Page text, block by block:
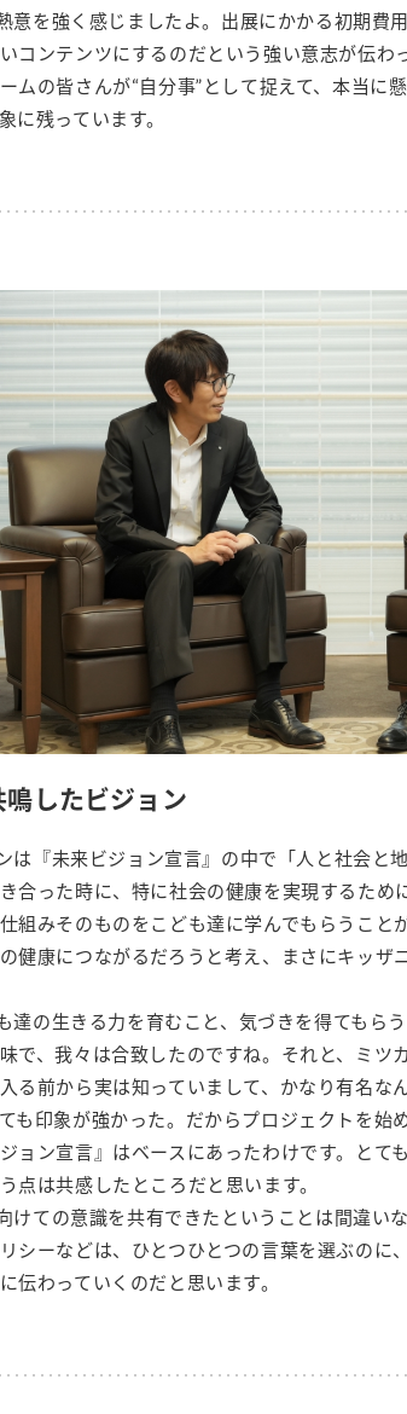
意を強く感じましたよ。出展にかかる初期費
コンテンツにするのだという強い意志が伝
ムの皆さんが“自分事”として捉えて、本当
に残っています。
鳴したビジョン
は『未来ビジョン宣言』の中で「人と社会と
合った時に、特に社会の健康を実現するた
組みそのものをこども達に学んでもらうこ
健康につながるだろうと考え、まさにキッ
達の生きる力を育むこと、気づきを得てもら
で、我々は合致したのですね。それと、ミ
る前から実は知っていまして、かなり有名な
も印象が強かった。だからプロジェクトを
ョン宣言』はベースにあったわけです。とて
点は共感したところだと思います。
けての意識を共有できたということは間違い
シーなどは、ひとつひとつの言葉を選ぶのに
伝わっていくのだと思います。